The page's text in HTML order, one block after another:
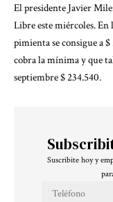
El presidente Javier
Libre este miércoles. En
pimienta se consigue a
cobra la mínima y que
septiembre $ 234.540.
Suscribite hoy y